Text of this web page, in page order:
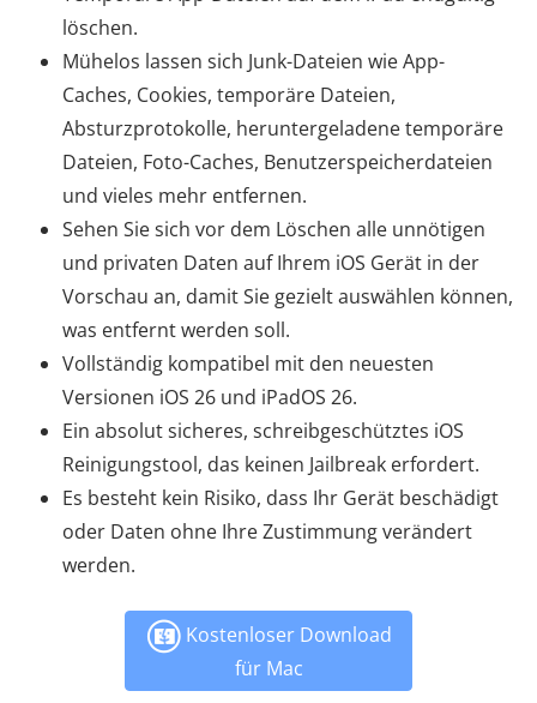
löschen.
Mühelos lassen sich Junk-Dateien wie App-
Caches, Cookies, temporäre Dateien,
Absturzprotokolle, heruntergeladene temporäre
Dateien, Foto-Caches, Benutzerspeicherdateien
und vieles mehr entfernen.
Sehen Sie sich vor dem Löschen alle unnötigen
und privaten Daten auf Ihrem iOS Gerät in der
Vorschau an, damit Sie gezielt auswählen können,
was entfernt werden soll.
Vollständig kompatibel mit den neuesten
Versionen iOS 26 und iPadOS 26.
Ein absolut sicheres, schreibgeschütztes iOS
Reinigungstool, das keinen Jailbreak erfordert.
Es besteht kein Risiko, dass Ihr Gerät beschädigt
oder Daten ohne Ihre Zustimmung verändert
werden.
Kostenloser Download
für Mac